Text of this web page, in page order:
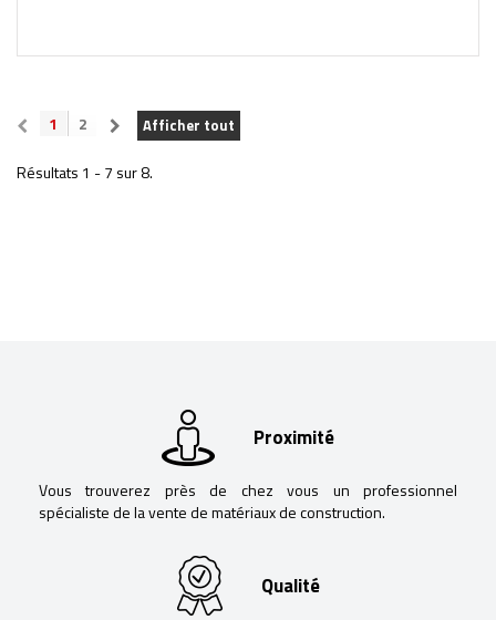
Afficher tout
1 2
Résultats 1 - 7 sur 8.
Proximité
Vous trouverez près de chez vous un professionnel
spécialiste de la vente de matériaux de construction.
Qualité